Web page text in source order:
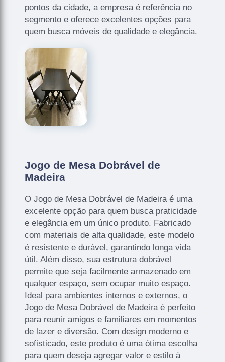
pontos da cidade, a empresa é referência no
segmento e oferece excelentes opções para
quem busca móveis de qualidade e elegância.
Jogo de Mesa Dobrável de
Madeira
O Jogo de Mesa Dobrável de Madeira é uma
excelente opção para quem busca praticidade
e elegância em um único produto. Fabricado
com materiais de alta qualidade, este modelo
é resistente e durável, garantindo longa vida
útil. Além disso, sua estrutura dobrável
permite que seja facilmente armazenado em
qualquer espaço, sem ocupar muito espaço.
Ideal para ambientes internos e externos, o
Jogo de Mesa Dobrável de Madeira é perfeito
para reunir amigos e familiares em momentos
de lazer e diversão. Com design moderno e
sofisticado, este produto é uma ótima escolha
para quem deseja agregar valor e estilo à